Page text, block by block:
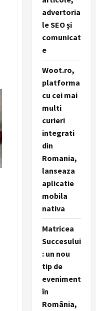
advertoria
le SEO și
comunicat
e
Woot.ro,
platforma
cu cei mai
multi
curieri
integrati
din
Romania,
lanseaza
aplicatie
mobila
nativa
Matricea
Succesului
: un nou
tip de
eveniment
în
România,